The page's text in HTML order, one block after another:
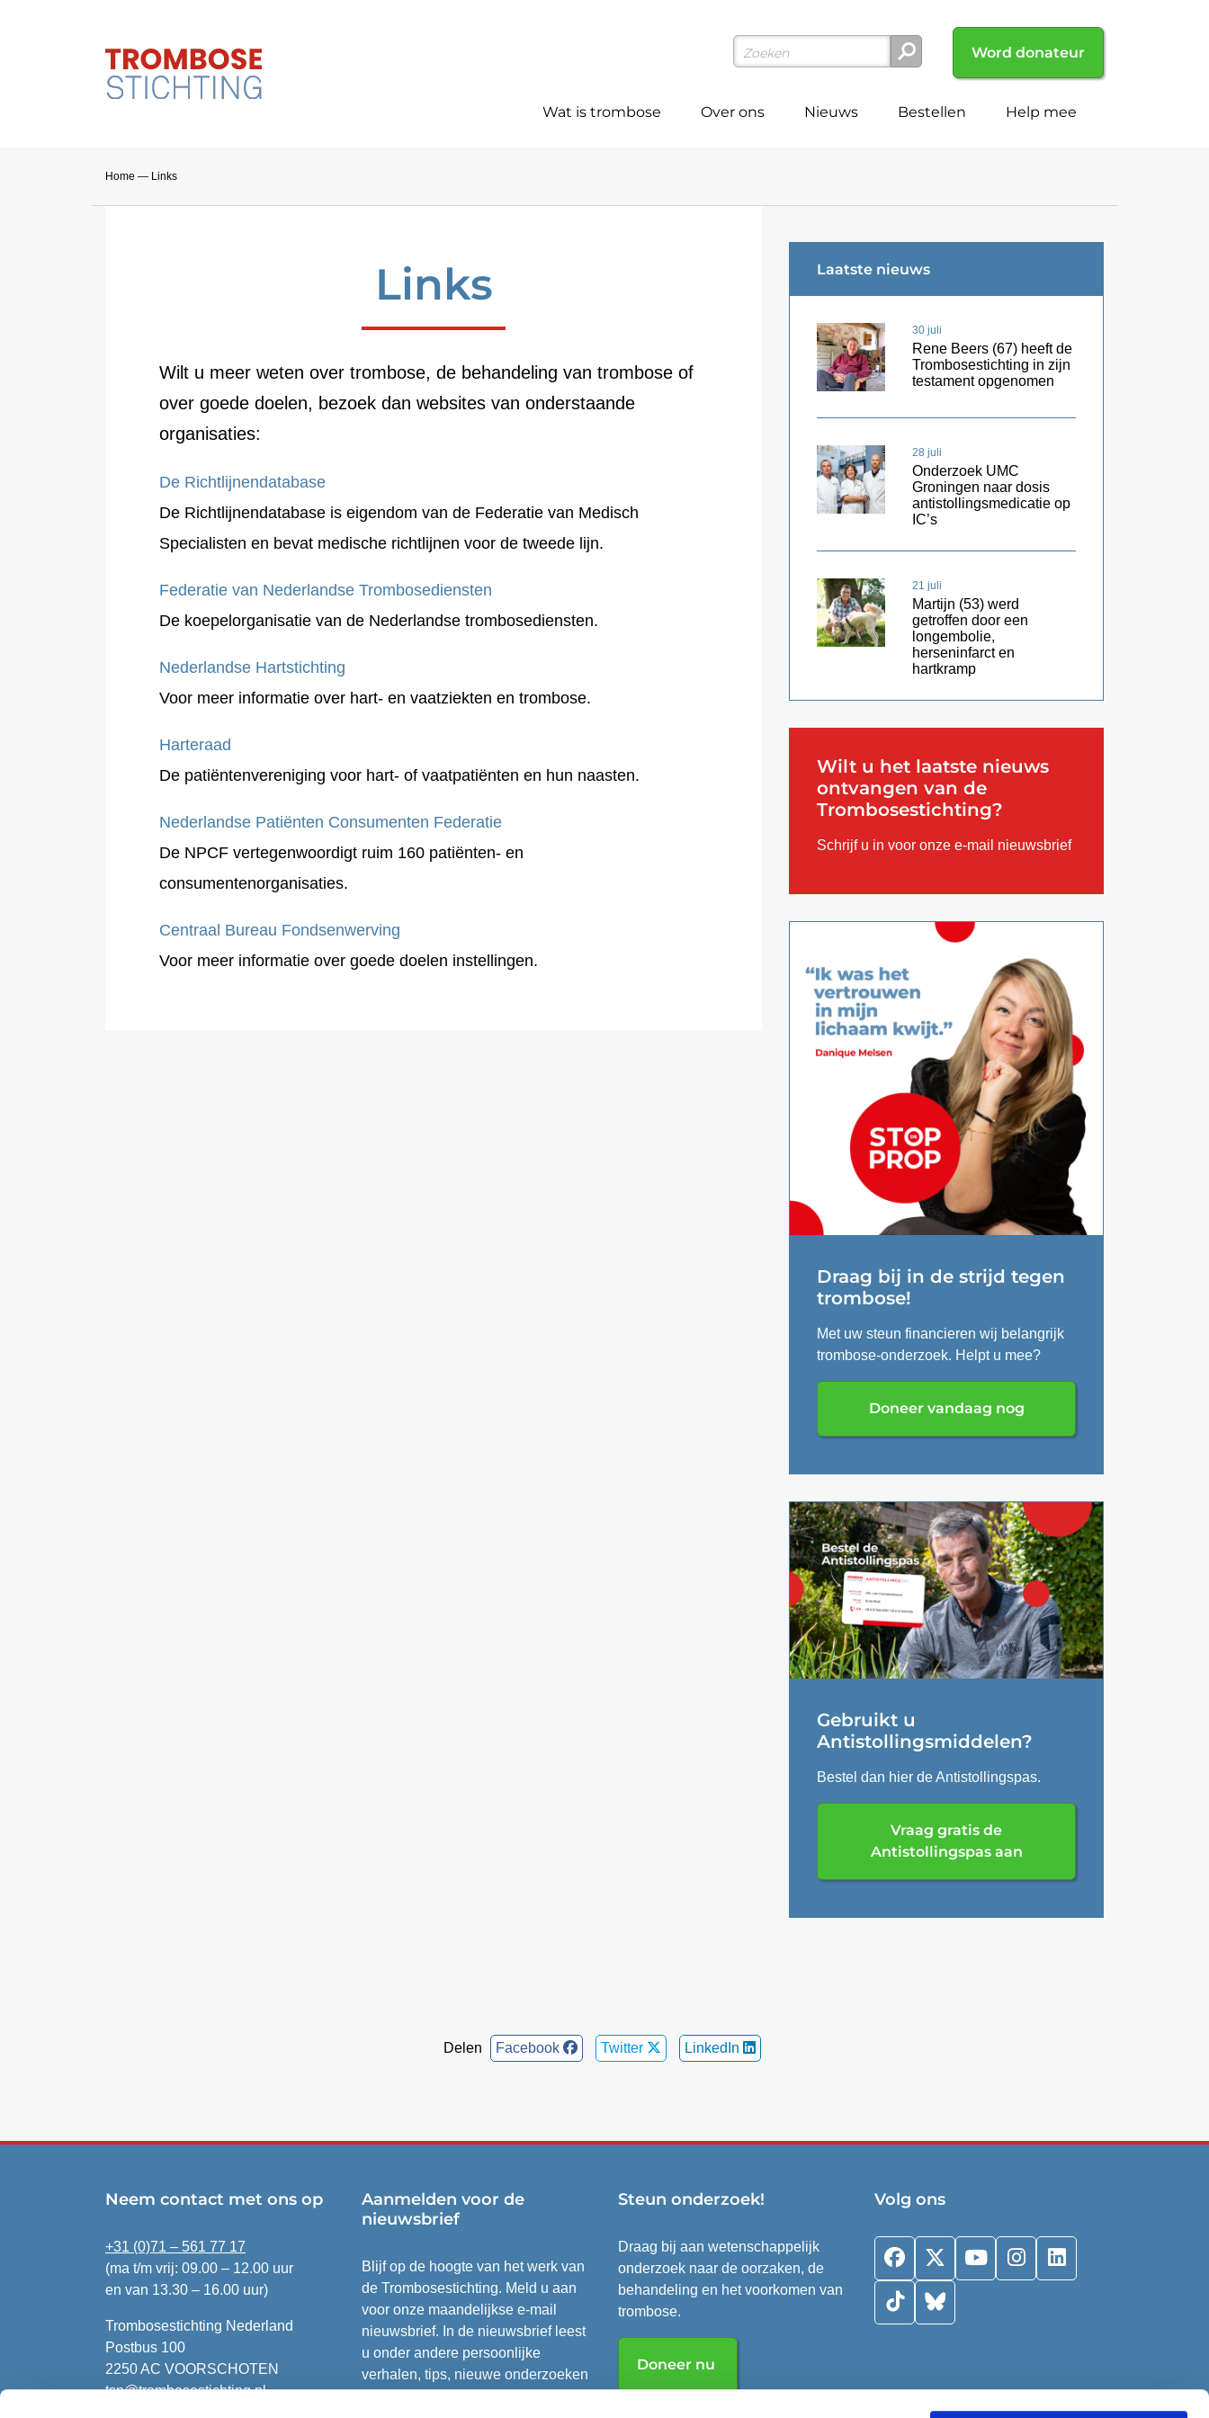
Word donateur
Wat is trombose Over ons Nieuws Bestellen Help mee
Home — Links
Links
Wilt u meer weten over trombose, de behandeling van trombose of
over goede doelen, bezoek dan websites van onderstaande
organisaties:
De Richtlijnendatabase
De Richtlijnendatabase is eigendom van de Federatie van Medisch
Specialisten en bevat medische richtlijnen voor de tweede lijn.
Federatie van Nederlandse Trombosediensten
De koepelorganisatie van de Nederlandse trombosediensten.
Nederlandse Hartstichting
Voor meer informatie over hart- en vaatziekten en trombose.
Harteraad
De patiëntenvereniging voor hart- of vaatpatiënten en hun naasten.
Nederlandse Patiënten Consumenten Federatie
De NPCF vertegenwoordigt ruim 160 patiënten- en
consumentenorganisaties.
Centraal Bureau Fondsenwerving
Voor meer informatie over goede doelen instellingen.
Laatste nieuws
30 juli
Rene Beers (67) heeft de
Trombosestichting in zijn
testament opgenomen
28 juli
Onderzoek UMC
Groningen naar dosis
antistollingsmedicatie op
IC’s
21 juli
Martijn (53) werd
getroffen door een
longembolie,
herseninfarct en
hartkramp
Wilt u het laatste nieuws
ontvangen van de
Trombosestichting?
Schrijf u in voor onze e-mail nieuwsbrief
Draag bij in de strijd tegen
trombose!
Met uw steun financieren wij belangrijk
trombose-onderzoek. Helpt u mee?
Doneer vandaag nog
Gebruikt u
Antistollingsmiddelen?
Bestel dan hier de Antistollingspas.
Vraag gratis de
Antistollingspas aan
Delen Facebook Twitter LinkedIn
Neem contact met ons op
+31 (0)71 – 561 77 17
(ma t/m vrij: 09.00 – 12.00 uur
en van 13.30 – 16.00 uur)
Trombosestichting Nederland
Postbus 100
2250 AC VOORSCHOTEN
tsn@trombosestichting.nl
Aanmelden voor de
nieuwsbrief
Blijf op de hoogte van het werk van
de Trombosestichting. Meld u aan
voor onze maandelijkse e-mail
nieuwsbrief. In de nieuwsbrief leest
u onder andere persoonlijke
verhalen, tips, nieuwe onderzoeken
Steun onderzoek!
Draag bij aan wetenschappelijk
onderzoek naar de oorzaken, de
behandeling en het voorkomen van
trombose.
Doneer nu
Volg ons